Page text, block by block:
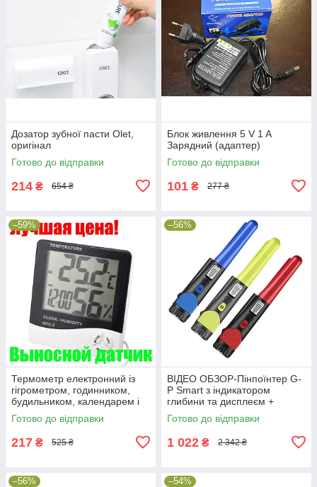
Дозатор зубної пасти Olet,
оригінал
Готово до відправки
214 ₴ 654 ₴
Блок живлення 5 V 1 A
Зарядний (адаптер)
Готово до відправки
101 ₴ 277 ₴
–59%
Термометр електронний із
гігрометром, годинником,
будильником, календарем і
виносним датчиком НТС-2
Готово до відправки
217 ₴ 525 ₴
–56%
ВІДЕО ОБЗОР-Пінпоїнтер G-
P Smart з індикатором
глибини та дисплеєм +
чохол, різні кольори
Готово до відправки
1 022 ₴ 2 342 ₴
–56% –54%